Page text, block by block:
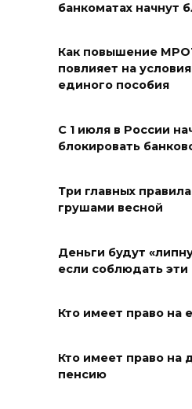
поджег газ в
бывшей жены,
7 человек
с Днем
Ростовчане
Новороссийске
В Ростовской
банкоматах начнут
Как повышение
повлияет на
единого пособия
С 1 июля в России
блокировать
Три главных
грушами весной
Деньги будут
если соблюдать
Кто имеет право на
Кто имеет право на
пенсию